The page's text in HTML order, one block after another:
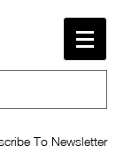
To Newsletter